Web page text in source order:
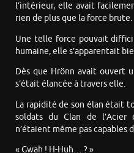
l’intérieur, elle avait
rien de plus que la force brute.
Une telle force pouvait
humaine, elle s’apparentait
Dès que Hrönn avait ouvert
s’était élancée à travers elle.
La rapidité de son élan était
soldats du Clan de
n’étaient même pas capables
« Gwah ! H-Huh… ? »